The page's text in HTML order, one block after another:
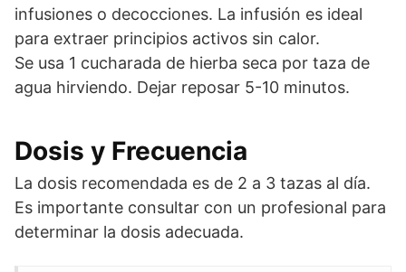
infusiones o decocciones. La infusión es ideal
para extraer principios activos sin calor.
Se usa 1 cucharada de hierba seca por taza de
agua hirviendo. Dejar reposar 5-10 minutos.
Dosis y Frecuencia
La dosis recomendada es de 2 a 3 tazas al día.
Es importante consultar con un profesional para
determinar la dosis adecuada.